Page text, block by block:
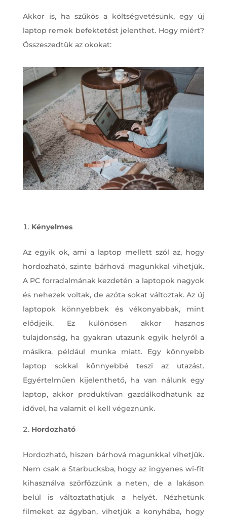
Akkor is, ha szűkös a költségvetésünk, egy új
laptop remek befektetést jelenthet. Hogy miért?
Összeszedtük az okokat:
Kényelmes
Az egyik ok, ami a laptop mellett szól az, hogy
hordozható, szinte bárhová magunkkal vihetjük.
A PC forradalmának kezdetén a laptopok nagyok
és nehezek voltak, de azóta sokat változtak. Az új
laptopok könnyebbek és vékonyabbak, mint
elődjeik. Ez különösen akkor hasznos
tulajdonság, ha gyakran utazunk egyik helyről a
másikra, például munka miatt. Egy könnyebb
laptop sokkal könnyebbé teszi az utazást.
Egyértelműen kijelenthető, ha van nálunk egy
laptop, akkor produktívan gazdálkodhatunk az
idővel, ha valamit el kell végeznünk.
Hordozható
Hordozható, hiszen bárhová magunkkal vihetjük.
Nem csak a Starbucksba, hogy az ingyenes wi-fit
kihasználva szörfözzünk a neten, de a lakáson
belül is változtathatjuk a helyét. Nézhetünk
filmeket az ágyban, vihetjük a konyhába, hogy